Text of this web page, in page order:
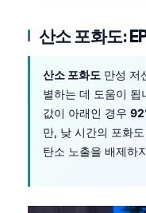
산소 포화도:
산소 포화도 만성 저
별하는 데 도움이
값이 아래인 경우
만, 낮 시간의 포화
탄소 노출을 배제하